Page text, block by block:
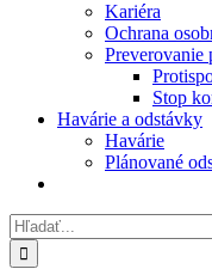
Kariéra
Ochrana
Preverovanie
Stop
Havárie a odstávky
Havárie
Plánované
Hľadať: